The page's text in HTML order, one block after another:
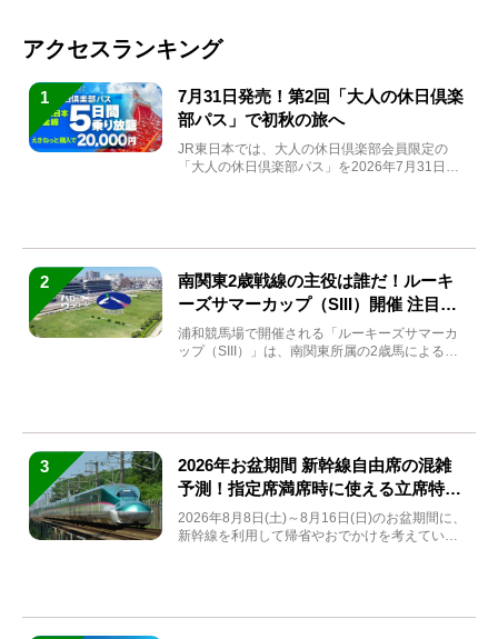
アクセスランキング
1
7月31日発売！第2回「大人の休日倶楽
部パス」で初秋の旅へ
JR東日本では、大人の休日倶楽部会員限定の
「大人の休日倶楽部パス」を2026年7月31日
2
南関東2歳戦線の主役は誰だ！ルーキ
ーズサマーカップ（SIII）開催 注目馬
と見どころをチェック
浦和競馬場で開催される「ルーキーズサマーカ
ップ（SIII）」は、南関東所属の2歳馬による注
3
2026年お盆期間 新幹線自由席の混雑
予測！指定席満席時に使える立席特急
券も解説
2026年8月8日(土)～8月16日(日)のお盆期間に、
新幹線を利用して帰省やおでかけを考えている